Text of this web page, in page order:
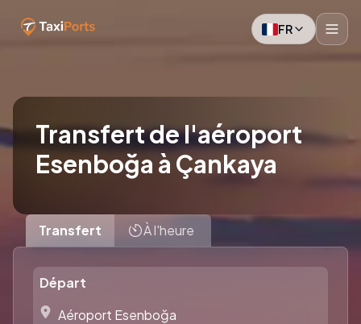
FR
Transfert de l'aéroport
Esenboğa à Çankaya
Transfert À l'heure
Départ